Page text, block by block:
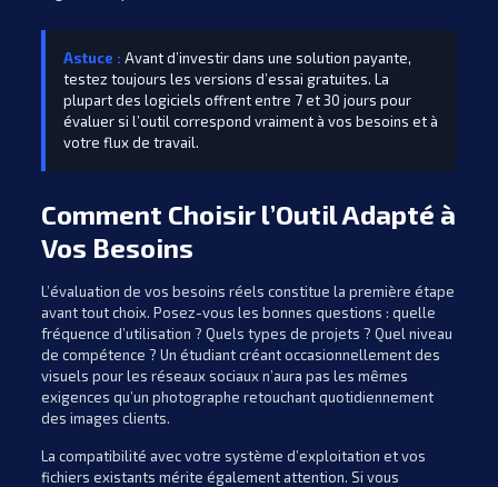
Astuce : Avant d’investir dans une solution payante,
testez toujours les versions d’essai gratuites. La
plupart des logiciels offrent entre 7 et 30 jours pour
évaluer si l’outil correspond vraiment à vos besoins et à
votre flux de travail.
Comment Choisir l’Outil Adapté à
Vos Besoins
L’évaluation de vos besoins réels constitue la première étape
avant tout choix. Posez-vous les bonnes questions : quelle
fréquence d’utilisation ? Quels types de projets ? Quel niveau
de compétence ? Un étudiant créant occasionnellement des
visuels pour les réseaux sociaux n’aura pas les mêmes
exigences qu’un photographe retouchant quotidiennement
des images clients.
La compatibilité avec votre système d’exploitation et vos
fichiers existants mérite également attention. Si vous